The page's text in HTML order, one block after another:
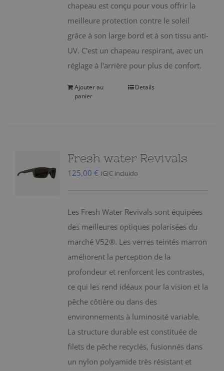
chapeau est conçu pour vous offrir la
meilleure protection contre le soleil
grâce à son large bord et à son tissu anti-
UV. C'est un chapeau respirant, avec un
réglage à l'arrière pour plus de confort.
Ajouter au
panier
Details
Fresh water Revivals
125,00 € IGIC incluido
Les Fresh Water Revivals sont équipées
des meilleures optiques polarisées du
marché V52®. Les verres teintés marron
améliorent la perception de la
profondeur et renforcent les contrastes,
ce qui les rend idéaux pour la vision et la
pêche côtière ou dans des
environnements à luminosité variable.
La structure durable est constituée de
filets de pêche recyclés, fusionnés dans
un nylon polyamide très résistant et